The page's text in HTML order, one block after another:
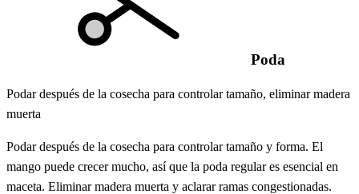
Poda
Podar después de la cosecha para controlar tamaño, eliminar madera
muerta
Podar después de la cosecha para controlar tamaño y forma. El
mango puede crecer mucho, así que la poda regular es esencial en
maceta. Eliminar madera muerta y aclarar ramas congestionadas.